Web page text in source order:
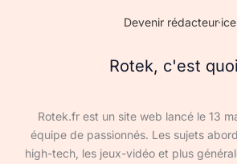
Devenir rédacteur·ice
Rotek, c'est
Rotek.fr est un site web lancé le 13
équipe de passionnés. Les sujets
high-tech, les jeux-vidéo et plus